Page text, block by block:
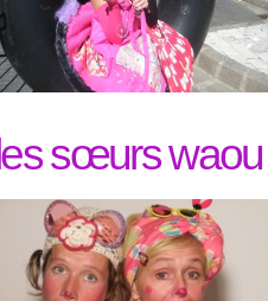
les sœurs waou